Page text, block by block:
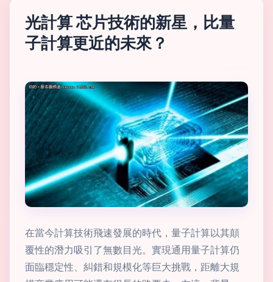
光計算 芯片技術的新星，比量
子計算更近的未來？
在當今計算技術飛速發展的時代，量子計算以其顛
覆性的潛力吸引了無數目光。實現通用量子計算仍
面臨穩定性、糾錯和規模化等巨大挑戰，距離大規